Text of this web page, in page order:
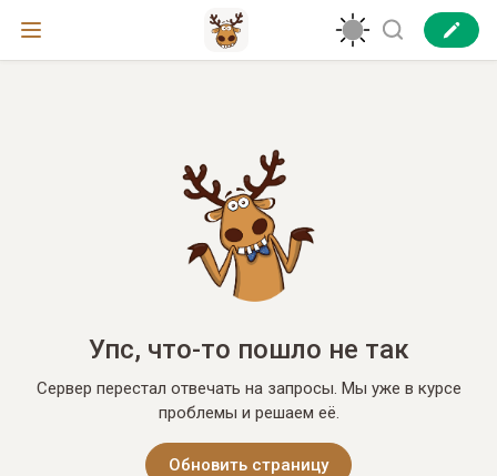
Упс, что-то пошло не так
Сервер перестал отвечать на запросы. Мы уже в курсе
проблемы и решаем её.
Обновить страницу